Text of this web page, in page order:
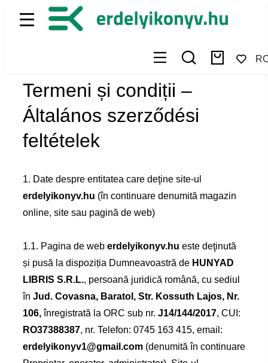
Termeni și condiții –
Általános szerződési
feltételek
1. Date despre entitatea care deţine site-ul
erdelyikonyv.hu (în continuare denumită magazin
online, site sau pagină de web)
1.1. Pagina de web erdelyikonyv.hu este deţinută
și pusă la dispoziția Dumneavoastră de HUNYAD
LIBRIS S.R.L., persoană juridică română, cu sediul
în Jud. Covasna, Baratol, Str. Kossuth Lajos, Nr.
106,înregistrată la ORC sub nr. J14/144/2017, CUI:
RO37388387, nr. Telefon: 0745 163 415, email:
erdelyikonyv1@gmail.com (denumită în continuare